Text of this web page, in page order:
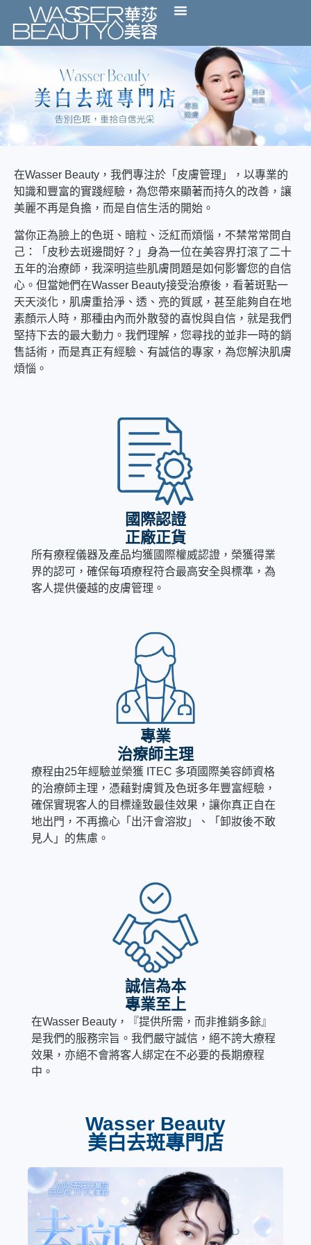
在Wasser Beauty，我們專注於「皮膚管理」，以專業的
知識和豐富的實踐經驗，為您帶來顯著而持久的改善，讓
美麗不再是負擔，而是自信生活的開始。
當你正為臉上的色斑、暗粒、泛紅而煩惱，不禁常常問自
己：「皮秒去斑邊間好？」身為一位在美容界打滾了二十
五年的治療師，我深明這些肌膚問題是如何影響您的自信
心。但當她們在Wasser Beauty接受治療後，看著斑點一
天天淡化，肌膚重拾淨、透、亮的質感，甚至能夠自在地
素顏示人時，那種由內而外散發的喜悅與自信，就是我們
堅持下去的最大動力。我們理解，您尋找的並非一時的銷
售話術，而是真正有經驗、有誠信的專家，為您解決肌膚
煩惱。
國際認證
正廠正貨
所有療程儀器及產品均獲國際權威認證，榮獲得業
界的認可，確保每項療程符合最高安全與標準，為
客人提供優越的皮膚管理。
專業
治療師主理
療程由25年經驗並榮獲 ITEC 多項國際美容師資格
的治療師主理，憑藉對膚質及色斑多年豐富經驗，
確保實現客人的目標達致最佳效果，讓你真正自在
地出門，不再擔心「出汗會溶妝」、「卸妝後不敢
見人」的焦慮。
誠信為本
專業至上
在Wasser Beauty，『提供所需，而非推銷多餘』
是我們的服務宗旨。我們嚴守誠信，絕不誇大療程
效果，亦絕不會將客人綁定在不必要的長期療程
中。
Wasser Beauty
美白去斑專門店